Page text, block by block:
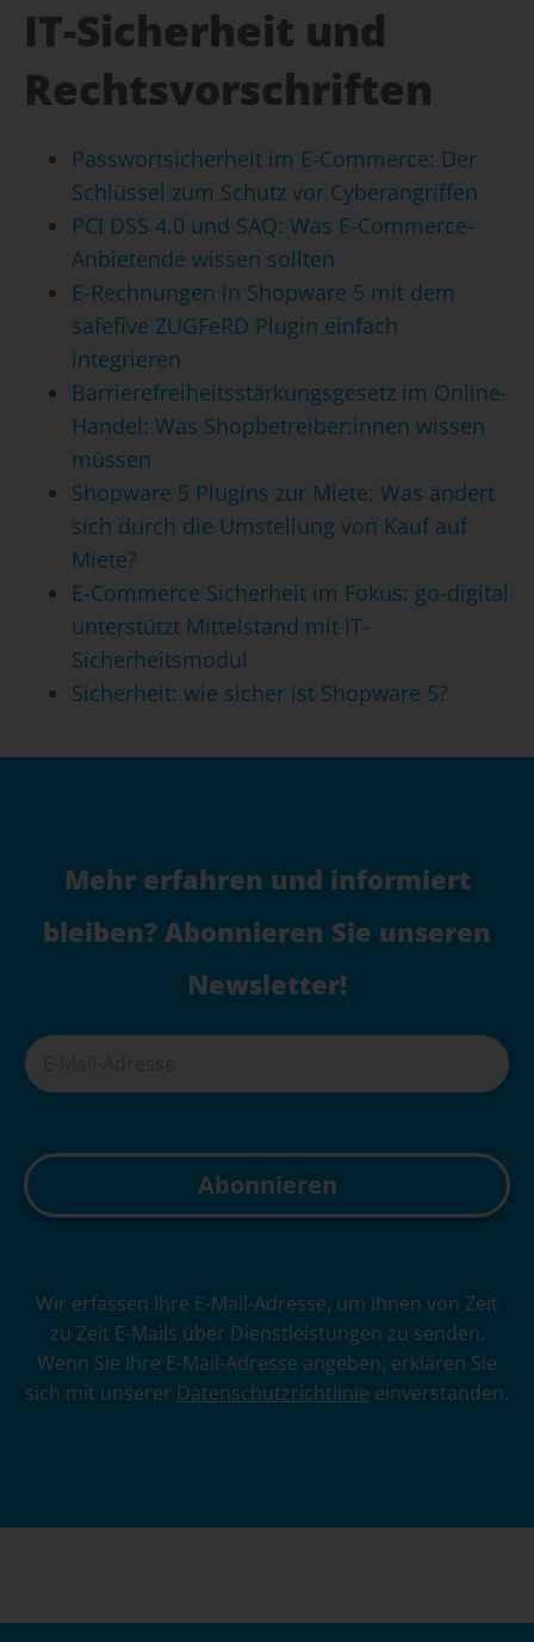
IT-Sicherheit und
Rechtsvorschriften
Passwortsicherheit im E-Commerce: Der
Schlüssel zum Schutz vor Cyberangriffen
PCI DSS 4.0 und SAQ: Was E-Commerce-
Anbietende wissen sollten
E-Rechnungen in Shopware 5 mit dem
safefive ZUGFeRD Plugin einfach
integrieren
Barrierefreiheitsstärkungsgesetz im Online-
Handel: Was Shopbetreiber:innen wissen
müssen
Shopware 5 Plugins zur Miete: Was ändert
sich durch die Umstellung von Kauf auf
Miete?
E-Commerce Sicherheit im Fokus: go-digital
unterstützt Mittelstand mit IT-
Sicherheitsmodul
Sicherheit: wie sicher ist Shopware 5?
Mehr erfahren und informiert
bleiben? Abonnieren Sie unseren
Newsletter!
Wir erfassen Ihre E-Mail-Adresse, um Ihnen von Zeit
zu Zeit E-Mails über Dienstleistungen zu senden.
Wenn Sie Ihre E-Mail-Adresse angeben, erklären Sie
sich mit unserer Datenschutzrichtlinie einverstanden.